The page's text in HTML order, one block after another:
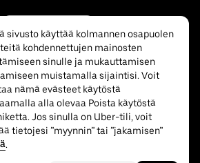
Inc.
sivusto käyttää kolmannen osapuolen
kohdennettujen mainosten
sinulle ja mukauttamisen
muistamalla sijaintisi. Voit
nämä evästeet käytöstä
alla olevaa Poista käytöstä
Jos sinulla on Uber-tili, voit
tietojesi ”myynnin” tai ”jakamisen”
.